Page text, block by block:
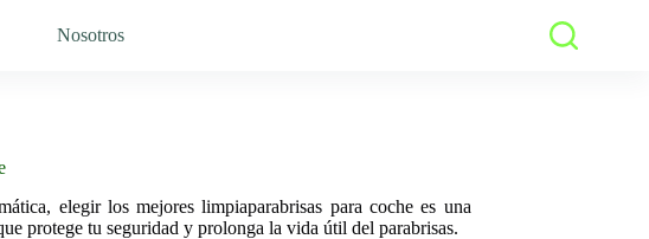
Nosotros
elegir los mejores limpiaparabrisas para coche es una
protege tu seguridad y prolonga la vida útil del parabrisas.